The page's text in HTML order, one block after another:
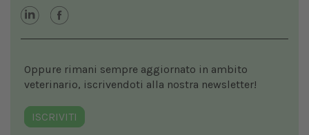
Oppure rimani sempre aggiornato in ambito
veterinario, iscrivendoti alla nostra newsletter!
ISCRIVITI